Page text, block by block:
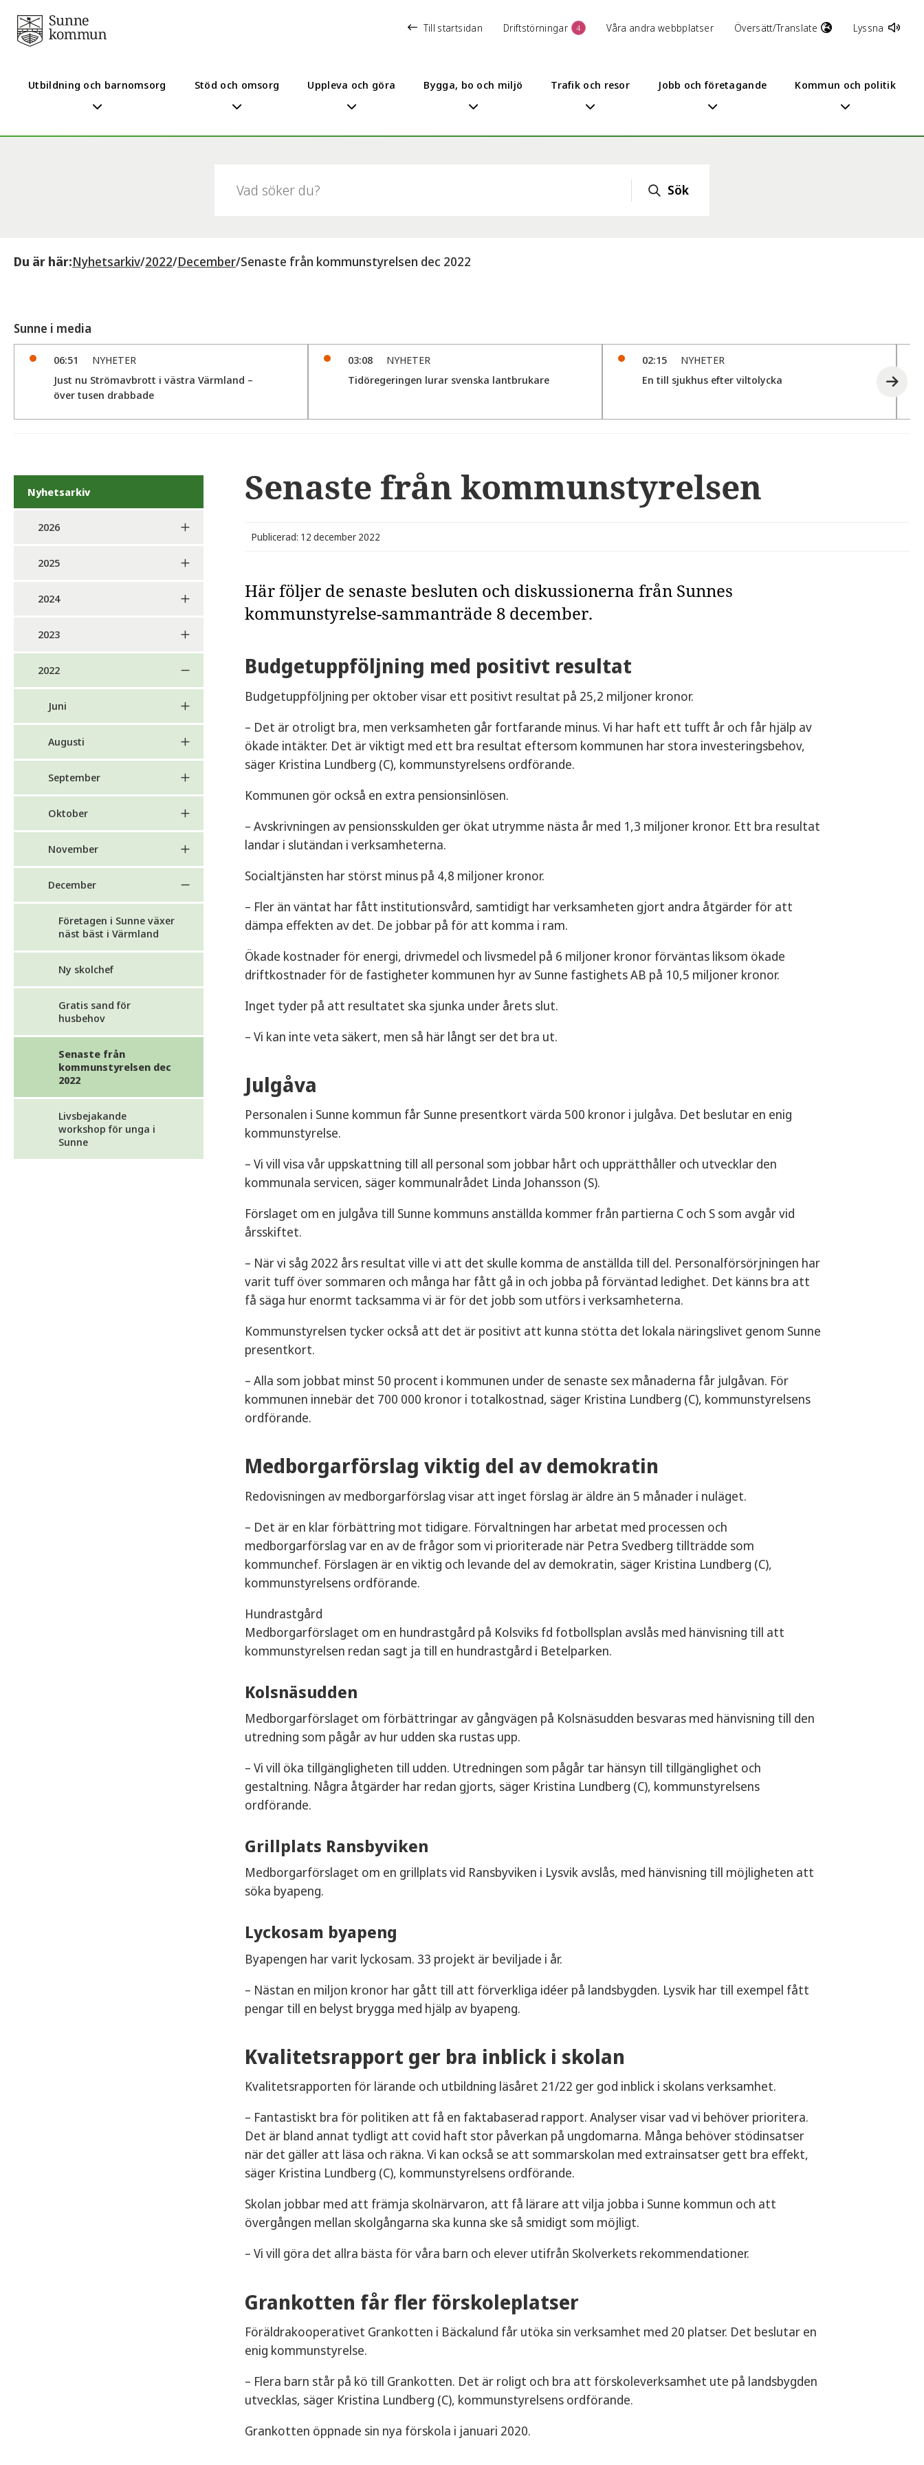
Till startsidan Driftstörningar 4 Våra andra webbplatser Översätt/Translate Lyssna
Utbildning och barnomsorg Stöd och omsorg Uppleva och göra Bygga, bo och miljö Trafik och resor Jobb och företagande Kommun och politik
Sök
Du är här:Nyhetsarkiv/2022/December/Senaste från kommunstyrelsen dec 2022
Sunne i media
06:51
NYHETER
Just nu Strömavbrott i västra Värmland –
över tusen drabbade
03:08
NYHETER
Tidöregeringen lurar svenska lantbrukare
02:15
NYHETER
En till sjukhus efter viltolycka
Nyhetsarkiv
2026
2025
2024
2023
2022
Juni
Augusti
September
Oktober
November
December
Företagen i Sunne växer
näst bäst i Värmland
Ny skolchef
Gratis sand för
husbehov
Senaste från
kommunstyrelsen dec
2022
Livsbejakande
workshop för unga i
Sunne
Senaste från kommunstyrelsen
Publicerad: 12 december 2022
Här följer de senaste besluten och diskussionerna från Sunnes
kommunstyrelse-sammanträde 8 december.
Budgetuppföljning med positivt resultat
Budgetuppföljning per oktober visar ett positivt resultat på 25,2 miljoner kronor.
– Det är otroligt bra, men verksamheten går fortfarande minus. Vi har haft ett tufft år och får hjälp av
ökade intäkter. Det är viktigt med ett bra resultat eftersom kommunen har stora investeringsbehov,
säger Kristina Lundberg (C), kommunstyrelsens ordförande.
Kommunen gör också en extra pensionsinlösen.
– Avskrivningen av pensionsskulden ger ökat utrymme nästa år med 1,3 miljoner kronor. Ett bra resultat
landar i slutändan i verksamheterna.
Socialtjänsten har störst minus på 4,8 miljoner kronor.
– Fler än väntat har fått institutionsvård, samtidigt har verksamheten gjort andra åtgärder för att
dämpa effekten av det. De jobbar på för att komma i ram.
Ökade kostnader för energi, drivmedel och livsmedel på 6 miljoner kronor förväntas liksom ökade
driftkostnader för de fastigheter kommunen hyr av Sunne fastighets AB på 10,5 miljoner kronor.
Inget tyder på att resultatet ska sjunka under årets slut.
– Vi kan inte veta säkert, men så här långt ser det bra ut.
Julgåva
Personalen i Sunne kommun får Sunne presentkort värda 500 kronor i julgåva. Det beslutar en enig
kommunstyrelse.
– Vi vill visa vår uppskattning till all personal som jobbar hårt och upprätthåller och utvecklar den
kommunala servicen, säger kommunalrådet Linda Johansson (S).
Förslaget om en julgåva till Sunne kommuns anställda kommer från partierna C och S som avgår vid
årsskiftet.
– När vi såg 2022 års resultat ville vi att det skulle komma de anställda till del. Personalförsörjningen har
varit tuff över sommaren och många har fått gå in och jobba på förväntad ledighet. Det känns bra att
få säga hur enormt tacksamma vi är för det jobb som utförs i verksamheterna.
Kommunstyrelsen tycker också att det är positivt att kunna stötta det lokala näringslivet genom Sunne
presentkort.
– Alla som jobbat minst 50 procent i kommunen under de senaste sex månaderna får julgåvan. För
kommunen innebär det 700 000 kronor i totalkostnad, säger Kristina Lundberg (C), kommunstyrelsens
ordförande.
Medborgarförslag viktig del av demokratin
Redovisningen av medborgarförslag visar att inget förslag är äldre än 5 månader i nuläget.
– Det är en klar förbättring mot tidigare. Förvaltningen har arbetat med processen och
medborgarförslag var en av de frågor som vi prioriterade när Petra Svedberg tillträdde som
kommunchef. Förslagen är en viktig och levande del av demokratin, säger Kristina Lundberg (C),
kommunstyrelsens ordförande.
Hundrastgård
Medborgarförslaget om en hundrastgård på Kolsviks fd fotbollsplan avslås med hänvisning till att
kommunstyrelsen redan sagt ja till en hundrastgård i Betelparken.
Kolsnäsudden
Medborgarförslaget om förbättringar av gångvägen på Kolsnäsudden besvaras med hänvisning till den
utredning som pågår av hur udden ska rustas upp.
– Vi vill öka tillgängligheten till udden. Utredningen som pågår tar hänsyn till tillgänglighet och
gestaltning. Några åtgärder har redan gjorts, säger Kristina Lundberg (C), kommunstyrelsens
ordförande.
Grillplats Ransbyviken
Medborgarförslaget om en grillplats vid Ransbyviken i Lysvik avslås, med hänvisning till möjligheten att
söka byapeng.
Lyckosam byapeng
Byapengen har varit lyckosam. 33 projekt är beviljade i år.
– Nästan en miljon kronor har gått till att förverkliga idéer på landsbygden. Lysvik har till exempel fått
pengar till en belyst brygga med hjälp av byapeng.
Kvalitetsrapport ger bra inblick i skolan
Kvalitetsrapporten för lärande och utbildning läsåret 21/22 ger god inblick i skolans verksamhet.
– Fantastiskt bra för politiken att få en faktabaserad rapport. Analyser visar vad vi behöver prioritera.
Det är bland annat tydligt att covid haft stor påverkan på ungdomarna. Många behöver stödinsatser
när det gäller att läsa och räkna. Vi kan också se att sommarskolan med extrainsatser gett bra effekt,
säger Kristina Lundberg (C), kommunstyrelsens ordförande.
Skolan jobbar med att främja skolnärvaron, att få lärare att vilja jobba i Sunne kommun och att
övergången mellan skolgångarna ska kunna ske så smidigt som möjligt.
– Vi vill göra det allra bästa för våra barn och elever utifrån Skolverkets rekommendationer.
Grankotten får fler förskoleplatser
Föräldrakooperativet Grankotten i Bäckalund får utöka sin verksamhet med 20 platser. Det beslutar en
enig kommunstyrelse.
– Flera barn står på kö till Grankotten. Det är roligt och bra att förskoleverksamhet ute på landsbygden
utvecklas, säger Kristina Lundberg (C), kommunstyrelsens ordförande.
Grankotten öppnade sin nya förskola i januari 2020.